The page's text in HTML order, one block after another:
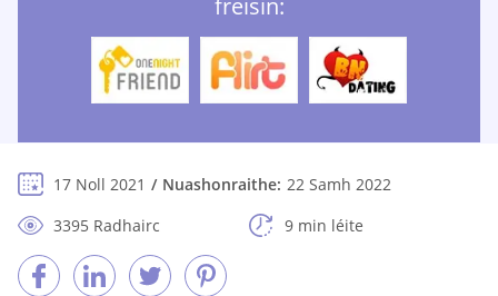
freisin:
17 Noll 2021 Nuashonraithe: 22 Samh 2022
3395 Radhairc
9 min léite